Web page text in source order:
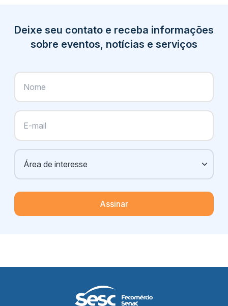
Deixe seu contato e receba informações
sobre eventos, notícias e serviços
Assinar